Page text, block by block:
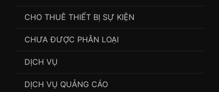
CHO THUÊ THIẾT BỊ SỰ KIỆN
CHƯA ĐƯỢC PHÂN LOẠI
DỊCH VỤ
DỊCH VỤ QUẢNG CÁO